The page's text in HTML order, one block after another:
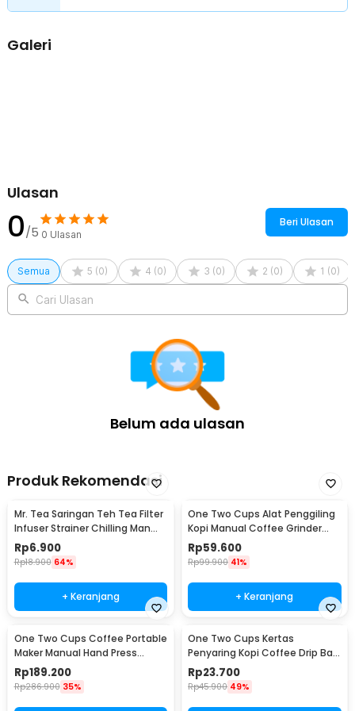
2 x Kunci L
1 x Panduan Penggunaan
Galeri
Ulasan
0/5 0 Ulasan
Beri Ulasan
Semua 5 (0) 4 (0) 3 (0) 2 (0) 1 (0)
Cari Ulasan
Belum ada ulasan
Produk Rekomendasi
Mr. Tea Saringan Teh Tea Filter
Infuser Strainer Chilling Man
Silicon - MR03
Rp6.900
Rp18.900 64%
+ Keranjang
One Two Cups Alat Penggiling
Kopi Manual Coffee Grinder
Portable - WFCG9800
Rp59.600
Rp99.900 41%
+ Keranjang
One Two Cups Coffee Portable
Maker Manual Hand Press
Espresso 300ml - T35066
Rp189.200
Rp286.900 35%
One Two Cups Kertas
Penyaring Kopi Coffee Drip Bag
Paper Filter 50PCS - T111
Rp23.700
Rp45.900 49%